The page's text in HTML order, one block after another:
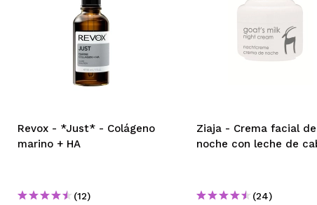
Revox - *Just* - Colágeno
marino + HA
(12)
Ziaja - Crema facial de
noche con leche de
(24)